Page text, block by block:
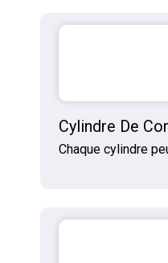
Cylindre De
Chaque cylindre